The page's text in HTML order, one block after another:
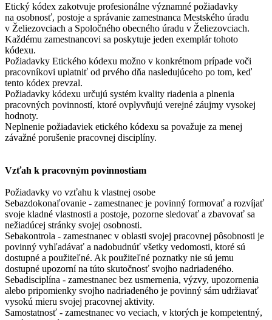
Etický kódex zakotvuje profesionálne významné požiadavky
na osobnosť, postoje a správanie zamestnanca Mestského úradu
v Želiezovciach a Spoločného obecného úradu v Želiezovciach.
Každému zamestnancovi sa poskytuje jeden exemplár tohoto
kódexu.
Požiadavky Etického kódexu možno v konkrétnom prípade voči
pracovníkovi uplatniť od prvého dňa nasledujúceho po tom, keď
tento kódex prevzal.
Požiadavky kódexu určujú systém kvality riadenia a plnenia
pracovných povinností, ktoré ovplyvňujú verejné záujmy vysokej
hodnoty.
Neplnenie požiadaviek etického kódexu sa považuje za menej
závažné porušenie pracovnej disciplíny.
Vzťah k pracovným povinnostiam
Požiadavky vo vzťahu k vlastnej osobe
Sebazdokonaľovanie - zamestnanec je povinný formovať a rozvíjať
svoje kladné vlastnosti a postoje, pozorne sledovať a zbavovať sa
nežiadúcej stránky svojej osobnosti.
Sebakontrola - zamestnanec v oblasti svojej pracovnej pôsobnosti je
povinný vyhľadávať a nadobudnúť všetky vedomosti, ktoré sú
dostupné a použiteľné. Ak použiteľné poznatky nie sú jemu
dostupné upozorní na túto skutočnosť svojho nadriadeného.
Sebadisciplína - zamestnanec bez usmernenia, výzvy, upozornenia
alebo pripomienky svojho nadriadeného je povinný sám udržiavať
vysokú mieru svojej pracovnej aktivity.
Samostatnosť - zamestnanec vo veciach, v ktorých je kompetentný,